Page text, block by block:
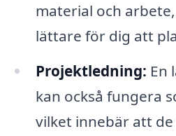
material och
lättare för dig att
Projektledning: En
kan också fungera
vilket innebär att